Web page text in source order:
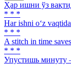
Ҳар ишни ўз
* * *
Har ishni o‘z
* * *
A stitch in time
* * *
Упустишь минуту